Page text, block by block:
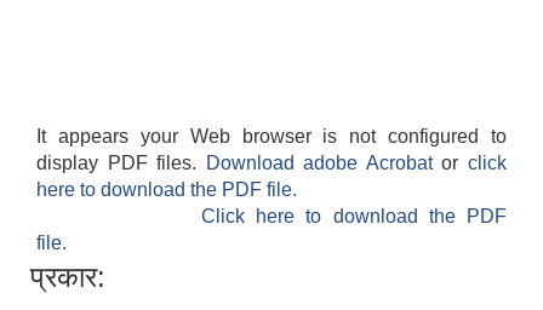
It appears your Web browser is not configured to
display PDF files.
Download adobe Acrobatorclick
here to download the PDF file.
Click here to download the PDF
file.
प्रकार: